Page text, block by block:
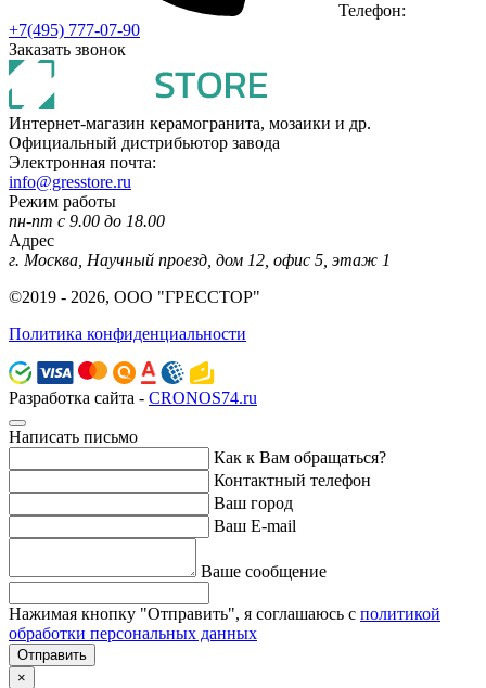
Телефон:
+7(495) 777-07-90
Заказать звонок
Интернет-магазин керамогранита, мозаики и др.
Официальный дистрибьютор завода
Электронная почта:
info@gresstore.ru
Режим работы
пн-пт с 9.00 до 18.00
Адрес
г. Москва, Научный проезд, дом 12, офис 5, этаж 1
©2019 - 2026, ООО "ГРЕССТОР"
Политика конфиденциальности
Разработка сайта - CRONOS74.ru
Написать письмо
Как к Вам обращаться?
Контактный телефон
Ваш город
Ваш E-mail
Ваше сообщение
Нажимая кнопку "Отправить", я соглашаюсь с политикой
обработки персональных данных
Отправить
×